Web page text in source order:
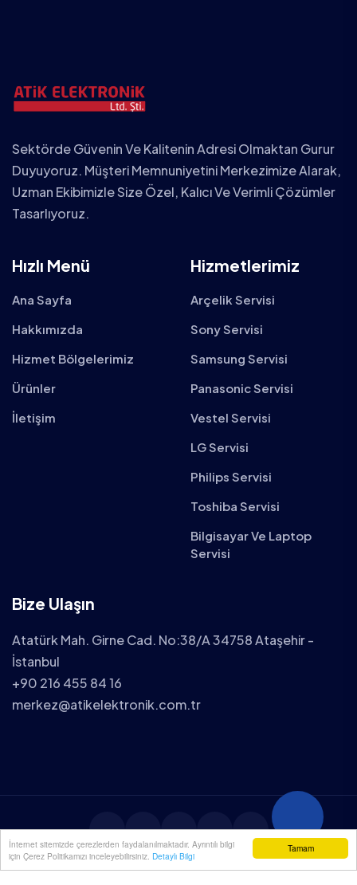
Tamam
İnternet sitemizde çerezlerden faydalanılmaktadır. Ayrıntılı bilgi
için Çerez Politikamızı inceleyebilirsiniz. Detaylı Bilgi
Sektörde Güvenin Ve Kalitenin Adresi Olmaktan Gurur
Duyuyoruz. Müşteri Memnuniyetini Merkezimize Alarak,
Uzman Ekibimizle Size Özel, Kalıcı Ve Verimli Çözümler
Tasarlıyoruz.
Hızlı Menü
Ana Sayfa
Hakkımızda
Hizmet Bölgelerimiz
Ürünler
İletişim
Hizmetlerimiz
Arçelik Servisi
Sony Servisi
Samsung Servisi
Panasonic Servisi
Vestel Servisi
LG Servisi
Philips Servisi
Toshiba Servisi
Bilgisayar Ve Laptop
Servisi
Bize Ulaşın
Atatürk Mah. Girne Cad. No:38/A 34758 Ataşehir -
İstanbul
+90 216 455 84 16
merkez@atikelektronik.com.tr
2025 ATİK ELEKTRONİK TÜM HAKLARI SAKLIDIR.